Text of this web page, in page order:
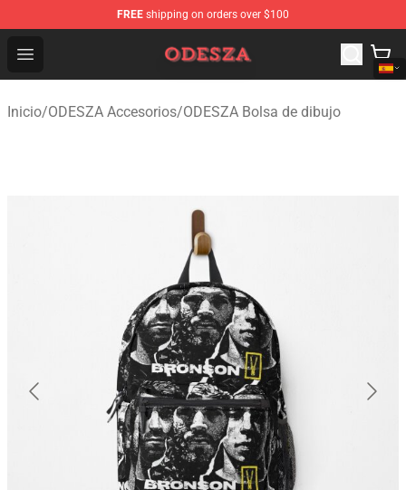
FREE shipping on orders over $100
Open menu
ODESZA Shop - Official ODESZA Merchandise Store
Inicio/ODESZA Accesorios/ODESZA Bolsa de dibujo